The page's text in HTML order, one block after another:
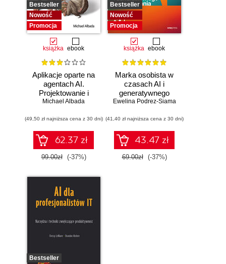
Bestseller
Nowość
Promocja
książka ebook
Aplikacje oparte na
agentach AI.
Projektowanie i
wdrażanie
wieloagentowych
Michael Albada
(49,50 zł najniższa cena z 30 dni)
62.37 zł
99.00zł (-37%)
Bestseller
Nowość
Promocja
książka ebook
Marka osobista w
czasach AI i
generatywnego
wyszukiwania
Ewelina Podrez-Siama
(41,40 zł najniższa cena z 30 dni)
43.47 zł
69.00zł (-37%)
Bestseller